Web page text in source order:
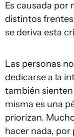
Es causada por
distintos
se deriva esta
Las personas
dedicarse a la
también
misma es una
priorizan.
hacer nada,